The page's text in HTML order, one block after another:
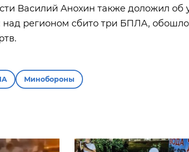
Василий Анохин также доложил об
регионом сбито три БПЛА,
Минобороны